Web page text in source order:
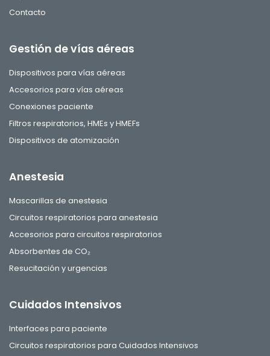
Contacto
Gestión de vías aéreas
Dispositivos para vías aéreas
Accesorios para vías aéreas
Conexiones paciente
Filtros respiratorios, HMEs y HMEFs
Dispositivos de atomización
Anestesia
Mascarillas de anestesia
Circuitos respiratorios para anestesia
Accesorios para circuitos respiratorios
Absorbentes de CO₂
Resucitación y urgencias
Cuidados Intensivos
Interfaces para paciente
Circuitos respiratorios para Cuidados Intensivos